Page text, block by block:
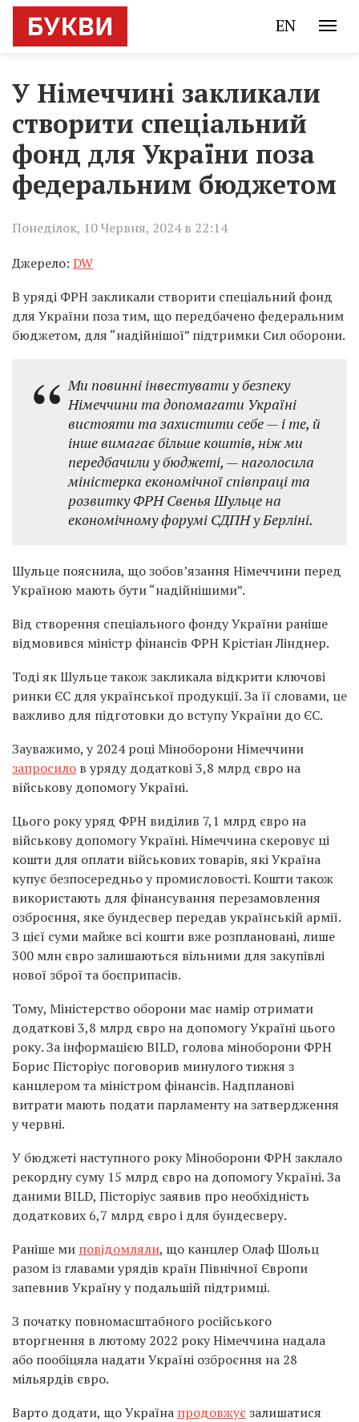
EN
У Німеччині закликали
створити спеціальний
фонд для України поза
федеральним бюджетом
Понеділок, 10 Червня, 2024 в 22:14
Джерело: DW
В уряді ФРН закликали створити спеціальний фонд
для України поза тим, що передбачено федеральним
бюджетом, для “надійнішої” підтримки Сил оборони.
Ми повинні інвестувати у безпеку
Німеччини та допомагати Україні
вистояти та захистити себе — і те, й
інше вимагає більше коштів, ніж ми
передбачили у бюджеті, — наголосила
міністерка економічної співпраці та
розвитку ФРН Свенья Шульце на
економічному форумі СДПН у Берліні.
Шульце пояснила, що зобов’язання Німеччини перед
Україною мають бути “надійнішими”.
Від створення спеціального фонду України раніше
відмовився міністр фінансів ФРН Крістіан Лінднер.
Тоді як Шульце також закликала відкрити ключові
ринки ЄС для української продукції. За її словами, це
важливо для підготовки до вступу України до ЄС.
Зауважимо, у 2024 році Міноборони Німеччини
запросило в уряду додаткові 3,8 млрд євро на
військову допомогу Україні.
Цього року уряд ФРН виділив 7,1 млрд євро на
військову допомогу Україні. Німеччина скеровує ці
кошти для оплати військових товарів, які Україна
купує безпосередньо у промисловості. Кошти також
використають для фінансування перезамовлення
озброєння, яке бундесвер передав українській армії.
З цієї суми майже всі кошти вже розплановані, лише
300 млн євро залишаються вільними для закупівлі
нової зброї та боєприпасів.
Тому, Міністерство оборони має намір отримати
додаткові 3,8 млрд євро на допомогу Україні цього
року. За інформацією BILD, голова міноборони ФРН
Борис Пісторіус поговорив минулого тижня з
канцлером та міністром фінансів. Надпланові
витрати мають подати парламенту на затвердження
у червні.
У бюджеті наступного року Міноборони ФРН заклало
рекордну суму 15 млрд євро на допомогу Україні. За
даними BILD, Пісторіус заявив про необхідність
додаткових 6,7 млрд євро і для бундесверу.
Раніше ми повідомляли, що канцлер Олаф Шольц
разом із главами урядів країн Північної Європи
запевнив Україну у подальшій підтримці.
З початку повномасштабного російського
вторгнення в лютому 2022 року Німеччина надала
або пообіцяла надати Україні озброєння на 28
мільярдів євро.
Варто додати, що Україна продовжуєзалишатися